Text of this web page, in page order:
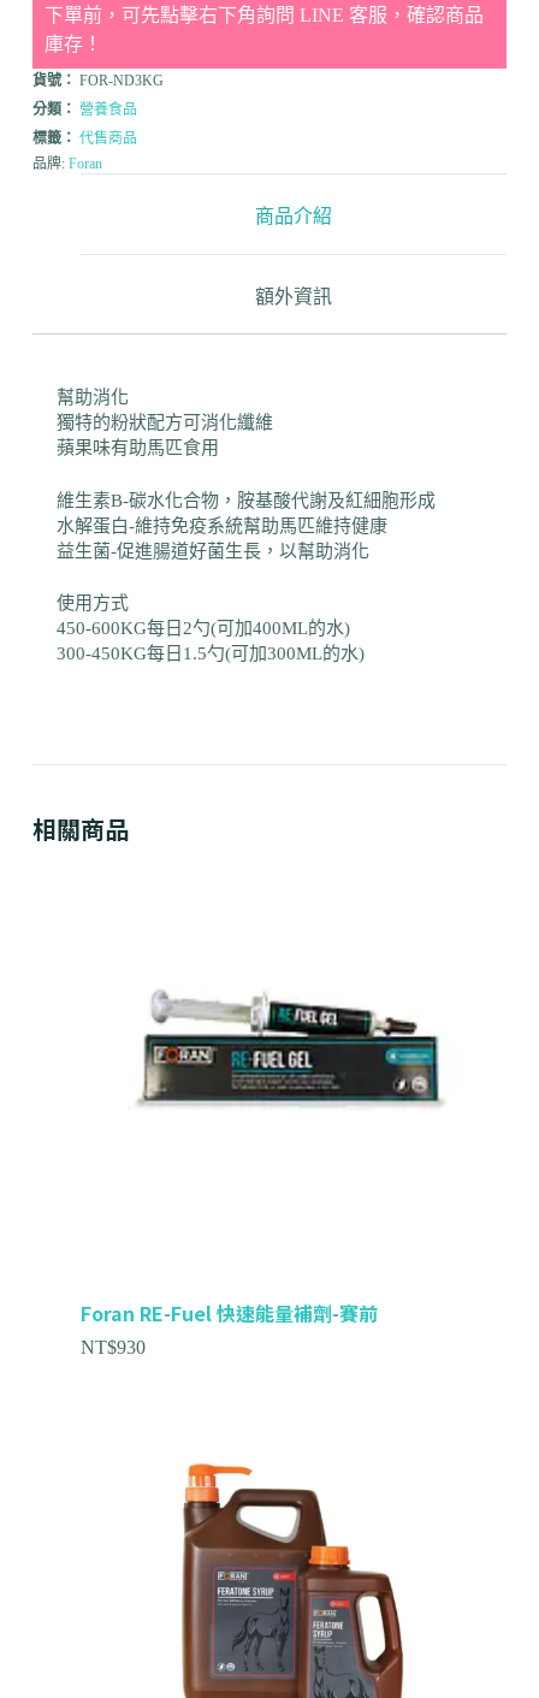
下單前，可先點擊右下角詢問 LINE 客服，確認商品
庫存！
貨號： FOR-ND3KG
分類： 營養食品
標籤： 代售商品
品牌: Foran
商品介紹
額外資訊
幫助消化
獨特的粉狀配方可消化纖維
蘋果味有助馬匹食用
維生素B-碳水化合物，胺基酸代謝及紅細胞形成
水解蛋白-維持免疫系統幫助馬匹維持健康
益生菌-促進腸道好菌生長，以幫助消化
使用方式
450-600KG每日2勺(可加400ML的水)
300-450KG每日1.5勺(可加300ML的水)
相關商品
Foran RE-Fuel 快速能量補劑-賽前
NT$930